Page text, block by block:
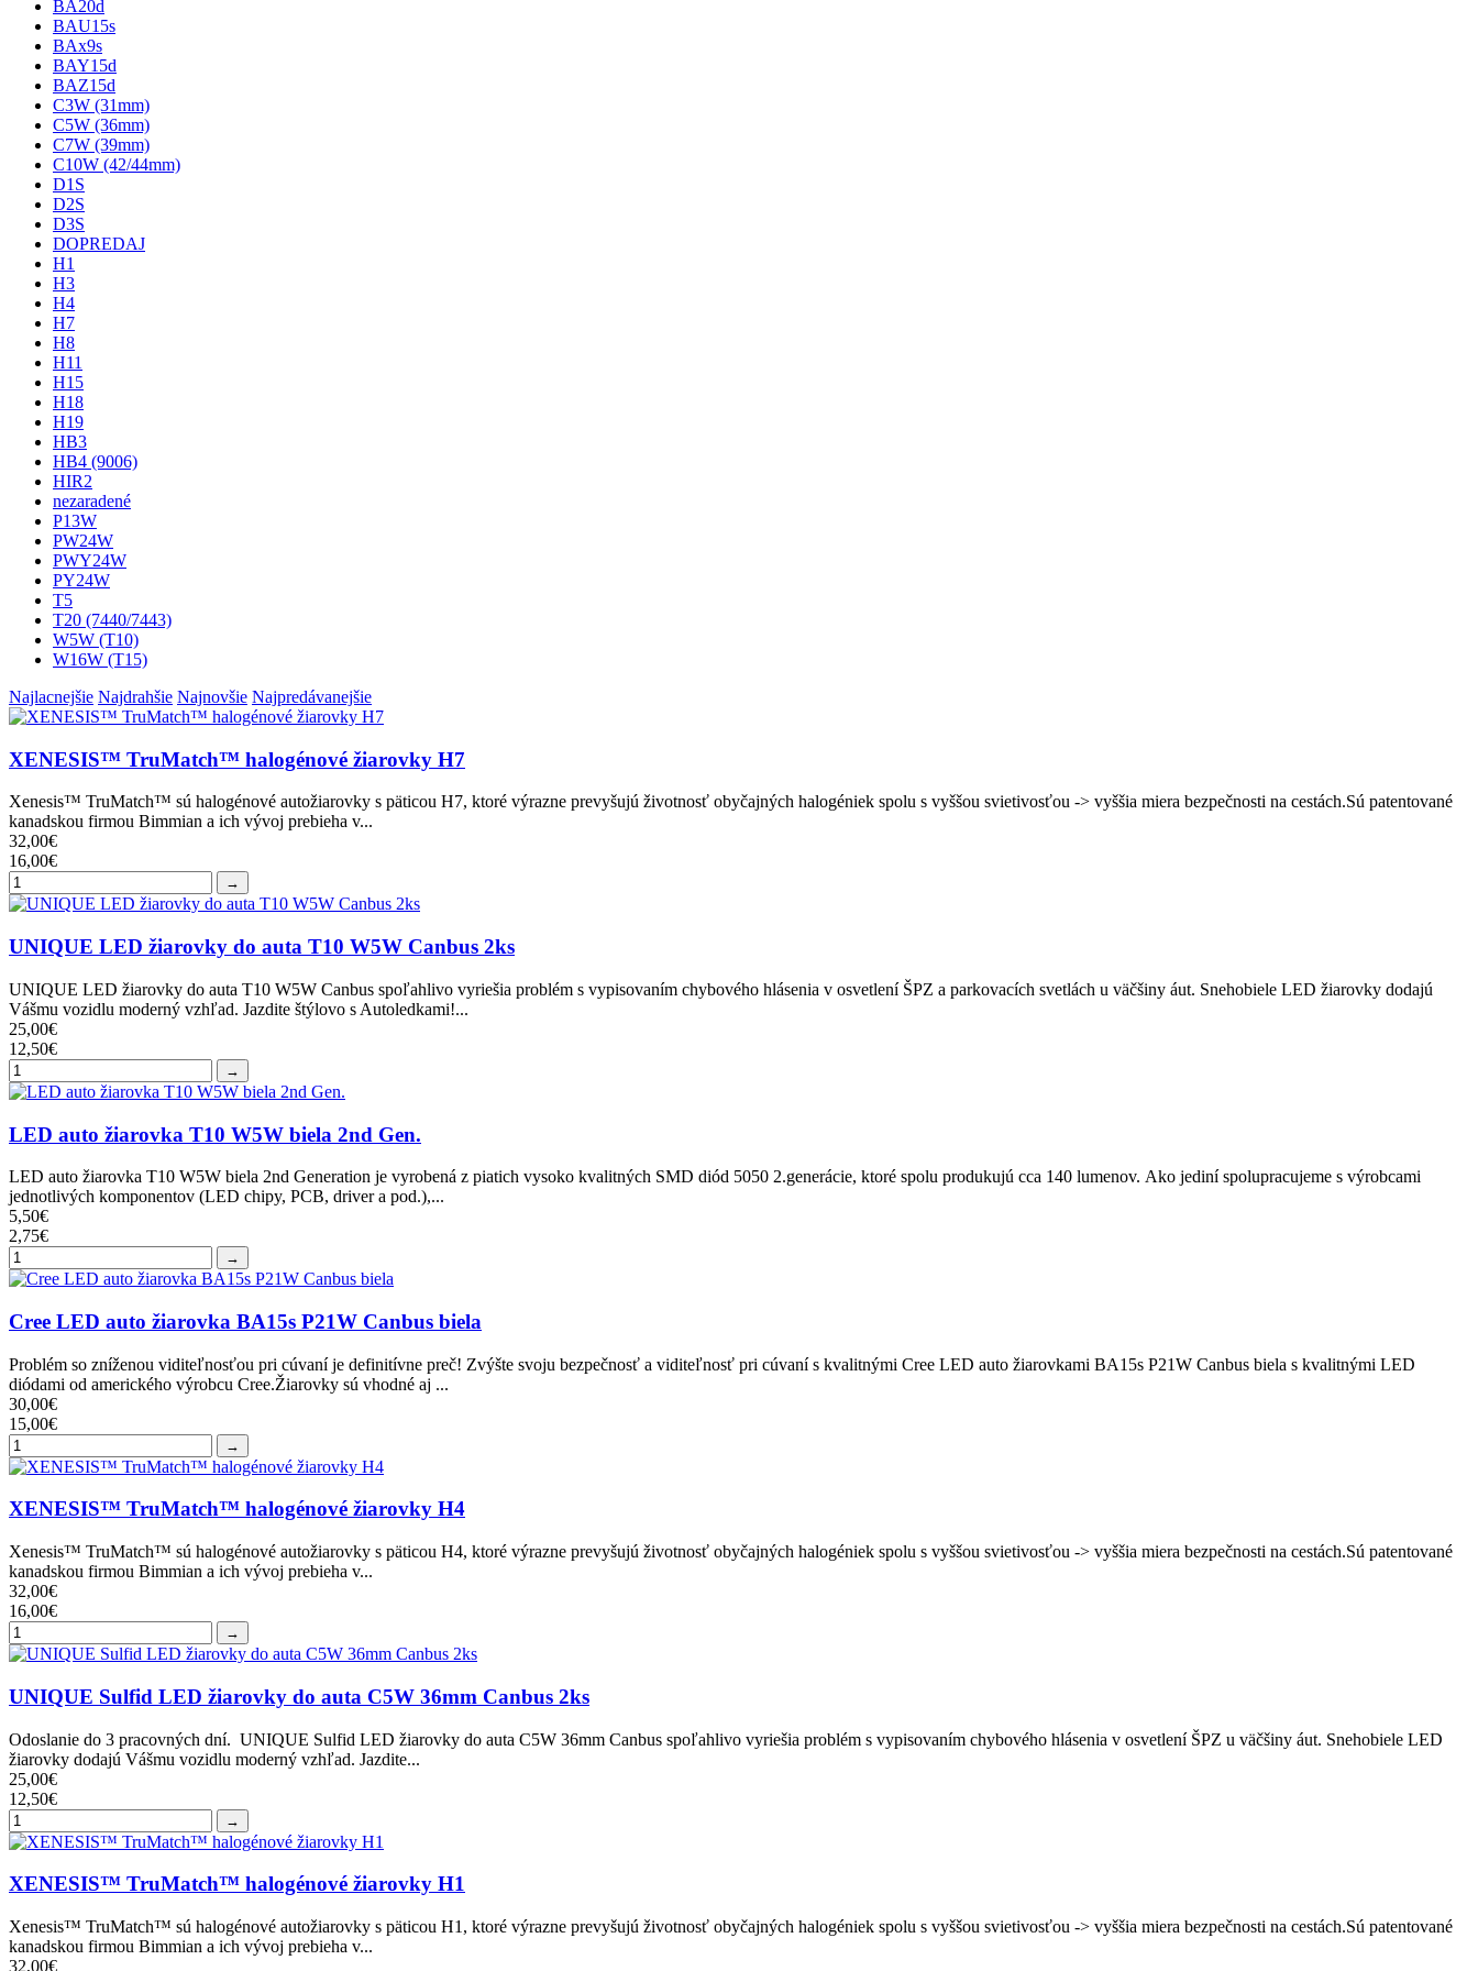
BA20d
BAU15s
BAx9s
BAY15d
BAZ15d
C3W (31mm)
C5W (36mm)
C7W (39mm)
C10W (42/44mm)
D1S
D2S
D3S
DOPREDAJ
H1
H3
H4
H7
H8
H11
H15
H18
H19
HB3
HB4 (9006)
HIR2
nezaradené
P13W
PW24W
PWY24W
PY24W
T5
T20 (7440/7443)
W5W (T10)
W16W (T15)
Najlacnejšie Najdrahšie Najnovšie Najpredávanejšie
XENESIS™ TruMatch™ halogénové žiarovky H7
Xenesis™ TruMatch™ sú halogénové autožiarovky s päticou H7, ktoré výrazne prevyšujú životnosť obyčajných halogéniek spolu s vyššou svietivosťou -> vyššia miera bezpečnosti na cestách.Sú patentované
kanadskou firmou Bimmian a ich vývoj prebieha v...
32,00€
16,00€
→
UNIQUE LED žiarovky do auta T10 W5W Canbus 2ks
UNIQUE LED žiarovky do auta T10 W5W Canbus spoľahlivo vyriešia problém s vypisovaním chybového hlásenia v osvetlení ŠPZ a parkovacích svetlách u väčšiny áut. Snehobiele LED žiarovky dodajú
Vášmu vozidlu moderný vzhľad. Jazdite štýlovo s Autoledkami!...
25,00€
12,50€
→
LED auto žiarovka T10 W5W biela 2nd Gen.
LED auto žiarovka T10 W5W biela 2nd Generation je vyrobená z piatich vysoko kvalitných SMD diód 5050 2.generácie, ktoré spolu produkujú cca 140 lumenov. Ako jediní spolupracujeme s výrobcami
jednotlivých komponentov (LED chipy, PCB, driver a pod.),...
5,50€
2,75€
→
Cree LED auto žiarovka BA15s P21W Canbus biela
Problém so zníženou viditeľnosťou pri cúvaní je definitívne preč! Zvýšte svoju bezpečnosť a viditeľnosť pri cúvaní s kvalitnými Cree LED auto žiarovkami BA15s P21W Canbus biela s kvalitnými LED
diódami od amerického výrobcu Cree.Žiarovky sú vhodné aj ...
30,00€
15,00€
→
XENESIS™ TruMatch™ halogénové žiarovky H4
Xenesis™ TruMatch™ sú halogénové autožiarovky s päticou H4, ktoré výrazne prevyšujú životnosť obyčajných halogéniek spolu s vyššou svietivosťou -> vyššia miera bezpečnosti na cestách.Sú patentované
kanadskou firmou Bimmian a ich vývoj prebieha v...
32,00€
16,00€
→
UNIQUE Sulfid LED žiarovky do auta C5W 36mm Canbus 2ks
Odoslanie do 3 pracovných dní. UNIQUE Sulfid LED žiarovky do auta C5W 36mm Canbus spoľahlivo vyriešia problém s vypisovaním chybového hlásenia v osvetlení ŠPZ u väčšiny áut. Snehobiele LED
žiarovky dodajú Vášmu vozidlu moderný vzhľad. Jazdite...
25,00€
12,50€
→
XENESIS™ TruMatch™ halogénové žiarovky H1
Xenesis™ TruMatch™ sú halogénové autožiarovky s päticou H1, ktoré výrazne prevyšujú životnosť obyčajných halogéniek spolu s vyššou svietivosťou -> vyššia miera bezpečnosti na cestách.Sú patentované
kanadskou firmou Bimmian a ich vývoj prebieha v...
32,00€